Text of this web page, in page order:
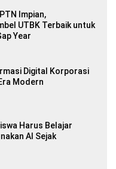
Impian,
UTBK Terbaik untuk
Year
Digital Korporasi
Modern
Harus Belajar
AI Sejak